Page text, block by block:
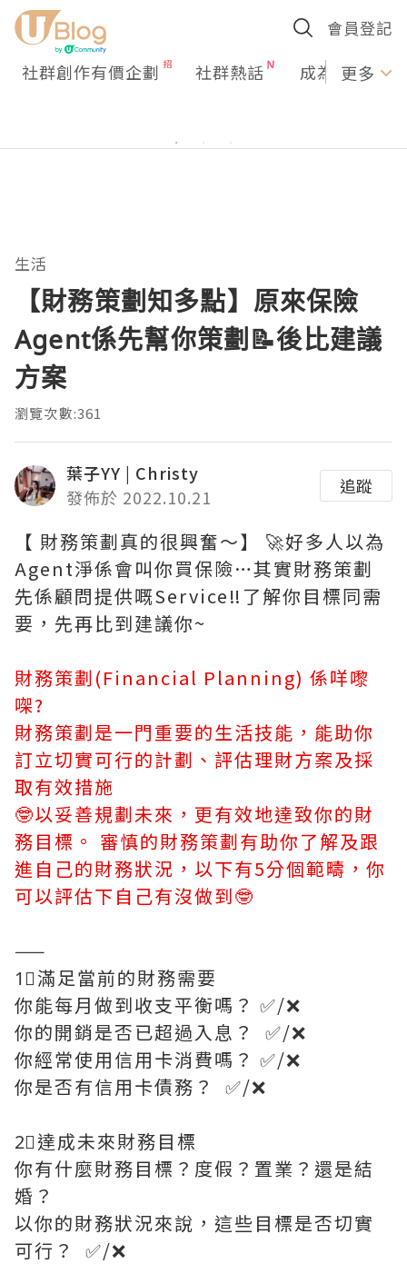
會員登記
社群創作有價企劃 社群熱話 成為U更多
生活
【財務策劃知多點】原來保險
Agent係先幫你策劃📝後比建議
方案
瀏覽次數:361
葉子YY | Christy
發佈於 2022.10.21
追蹤
【 財務策劃真的很興奮～】 🚀好多人以為
Agent淨係會叫你買保險…其實財務策劃
先係顧問提供嘅Service‼️了解你目標同需
要，先再比到建議你~
財務策劃(Financial Planning) 係咩嚟
㗎?
財務策劃是一門重要的生活技能，能助你
訂立切實可行的計劃、評估理財方案及採
取有效措施
🤓以妥善規劃未來，更有效地達致你的財
務目標。 審慎的財務策劃有助你了解及跟
進自己的財務狀況，以下有5分個範疇，你
可以評估下自己有沒做到🤓
——
1⃣️滿足當前的財務需要
你能每月做到收支平衡嗎？ ✅/❌
你的開銷是否已超過入息？ ✅/❌
你經常使用信用卡消費嗎？ ✅/❌
你是否有信用卡債務？ ✅/❌
2⃣️達成未來財務目標
你有什麼財務目標？度假？置業？還是結
婚？
以你的財務狀況來說，這些目標是否切實
可行？ ✅/❌